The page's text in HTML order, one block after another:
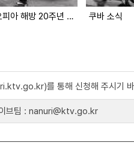
에티오피아 해방 20주년 기념 쿠바 소식
를 통해 신청해 주시기
브팀 : nanuri@ktv.go.kr